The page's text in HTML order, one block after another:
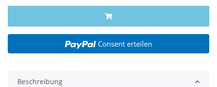
Consent erteilen
Beschreibung